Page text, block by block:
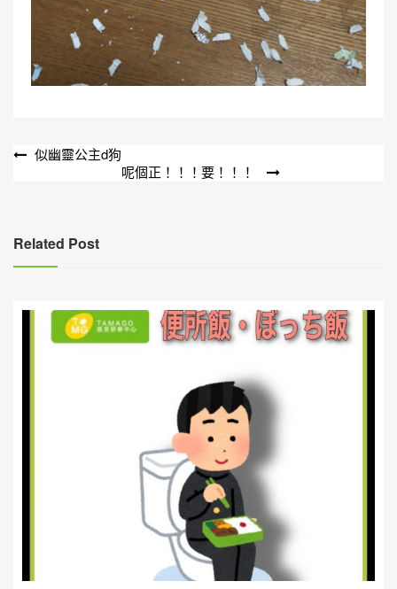
文
覽
似幽靈公主d狗
呢個正！！！要！！！
Related Post